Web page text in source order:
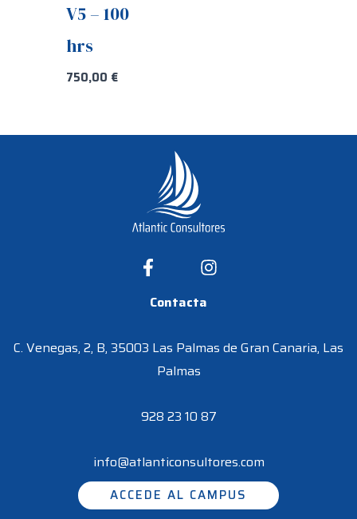
V5 – 100
hrs
750,00 €
Contacta
C. Venegas, 2, B, 35003 Las Palmas de Gran Canaria, Las
Palmas
928 23 10 87
info@atlanticonsultores.com
ACCEDE AL CAMPUS